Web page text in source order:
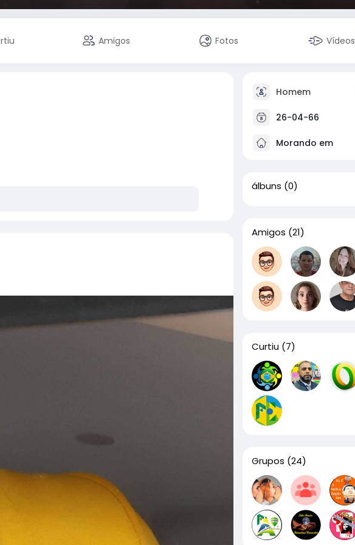
Amigos Fotos Vídeos
Homem
26-04-66
Morando em
álbuns (0)
Amigos (21)
Curtiu (7)
Grupos (24)